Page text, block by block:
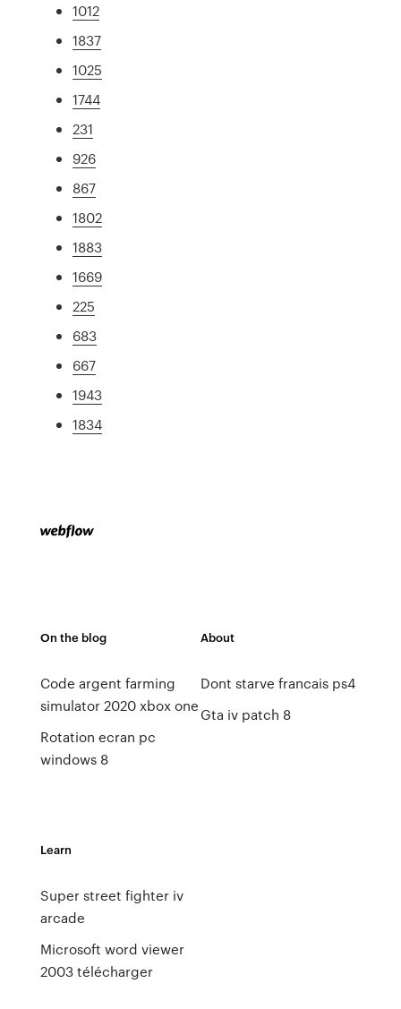
1012
1837
1025
1744
231
926
867
1802
1883
1669
225
683
667
1943
1834
On the blog
Code argent farming
simulator 2020 xbox one
Rotation ecran pc
windows 8
About
Dont starve francais ps4
Gta iv patch 8
Learn
Super street fighter iv
arcade
Microsoft word viewer
2003 télécharger